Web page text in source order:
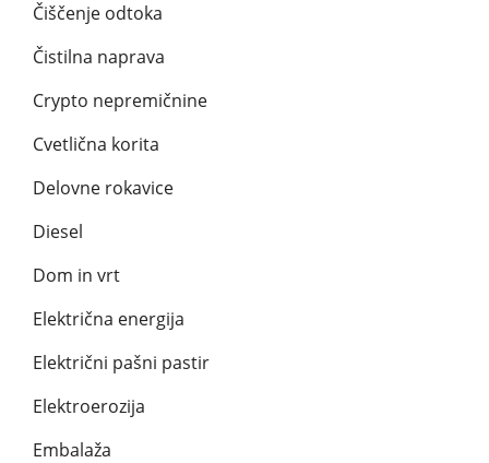
Čiščenje odtoka
Čistilna naprava
Crypto nepremičnine
Cvetlična korita
Delovne rokavice
Diesel
Dom in vrt
Električna energija
Električni pašni pastir
Elektroerozija
Embalaža